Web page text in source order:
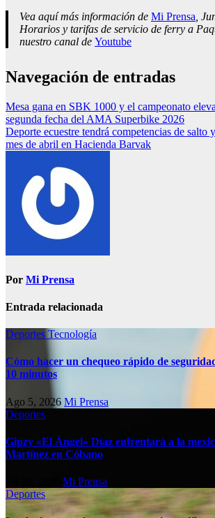
Vea aquí más información de Mi Prensa,
Horarios y tarifas de servicio de ferry a
nuestro canal de Youtube
Navegación de entradas
Mesa gana en SBK 1000 y el campeonato
segunda fecha del AMA Superbike 2026
Deporte ecuestre tendrá competencias de salto
mes de abril en Hacienda Barvak
Por Mi Prensa
Entrada relacionada
Deportes Tecnología
Cómo hacer un chequeo rápido de
10 minutos
Ago 5, 2026 Mi Prensa
Deportes
Gipzy «El Ángel» Díaz enfrentará a la
Martínez en Cóbano
Mi Prensa
Deportes